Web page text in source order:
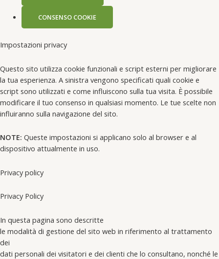
CONSENSO COOKIE
Impostazioni privacy
Questo sito utilizza cookie funzionali e script esterni per migliorare
la tua esperienza. A sinistra vengono specificati quali cookie e
script sono utilizzati e come influiscono sulla tua visita. È possibile
modificare il tuo consenso in qualsiasi momento. Le tue scelte non
influiranno sulla navigazione del sito.
NOTE: Queste impostazioni si applicano solo al browser e al
dispositivo attualmente in uso.
Privacy policy
Privacy Policy
In questa pagina sono descritte
le modalità di gestione del sito web in riferimento al trattamento
dei
dati personali dei visitatori e dei clienti che lo consultano, nonché le